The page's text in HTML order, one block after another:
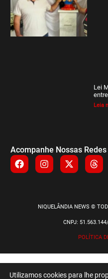
Lei
Leia
Acompanhe Nossas Redes
NIQUELÂNDIA NEWS ©
CNPJ:
POLÍTICA
Utilizamos cookies para lhe